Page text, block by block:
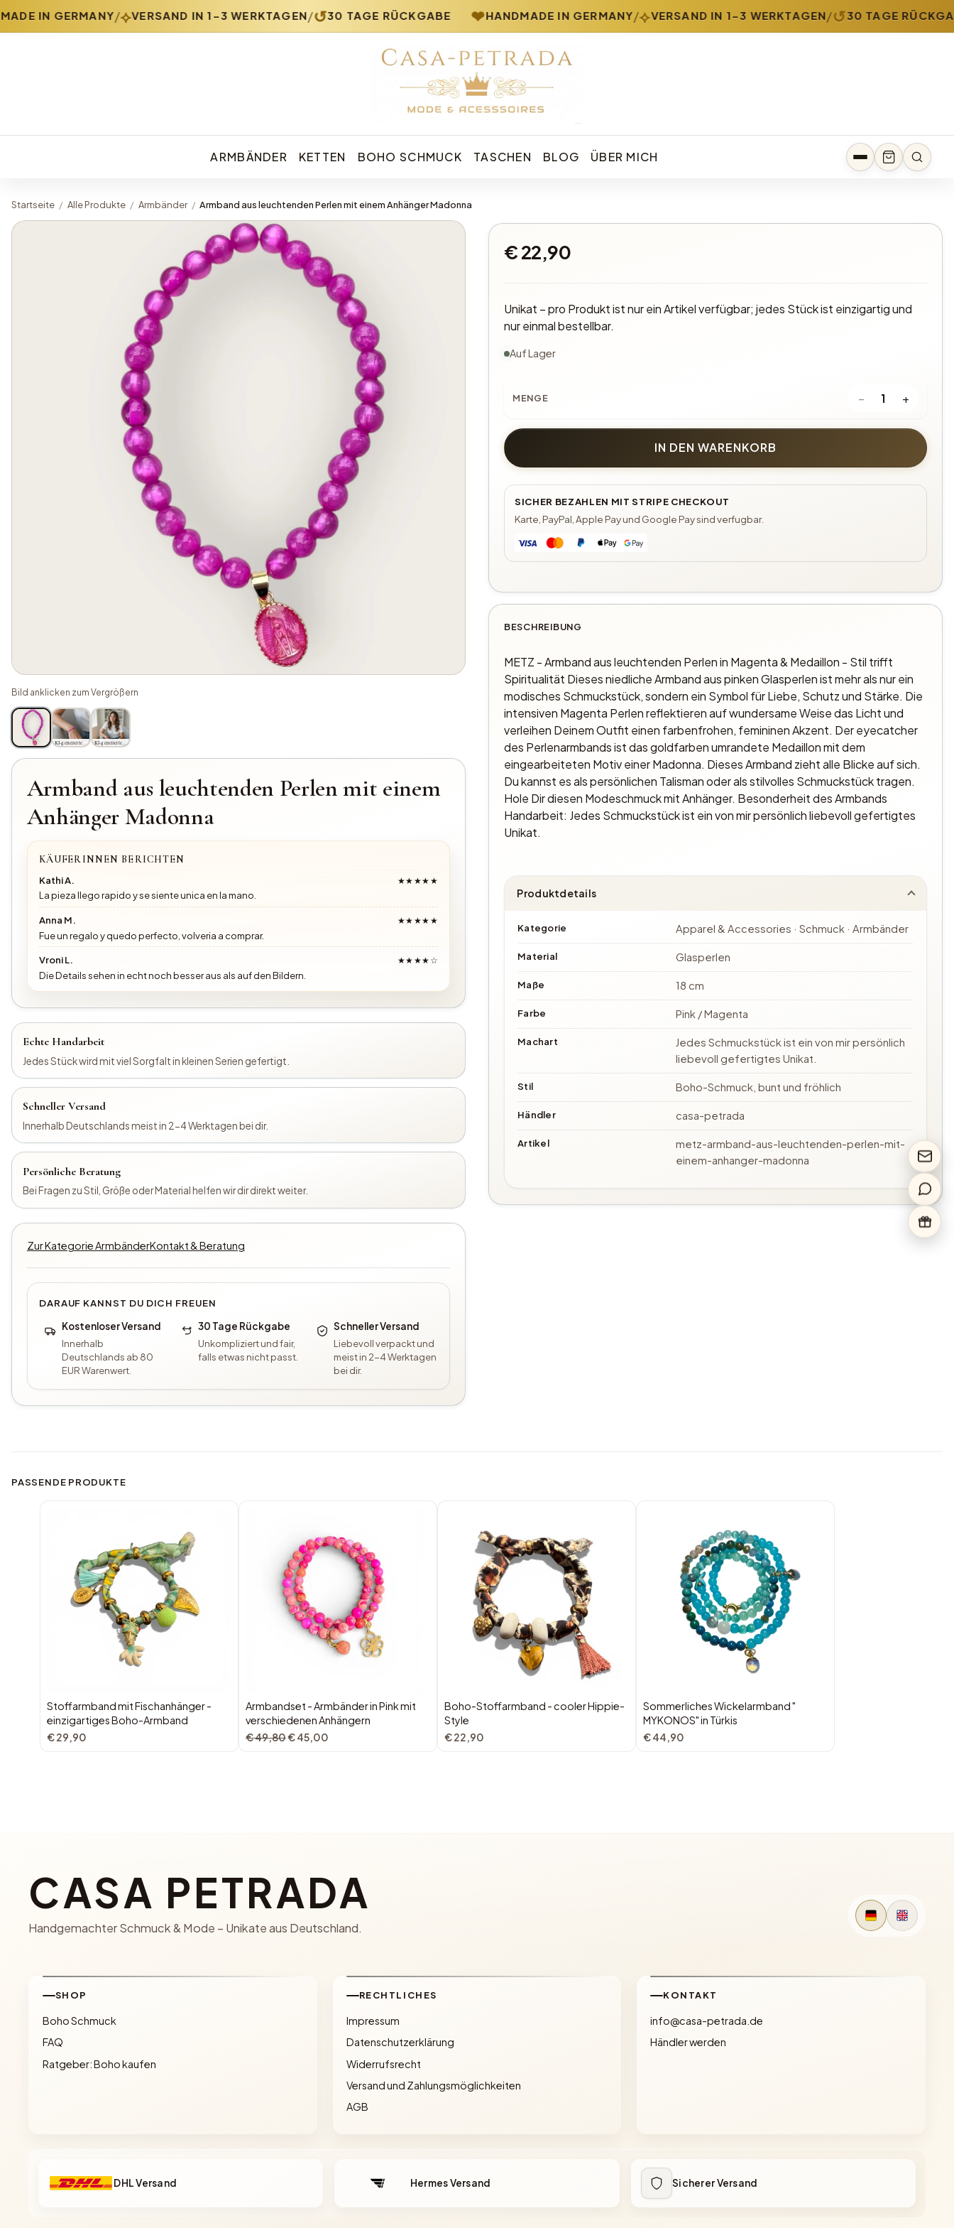
IN GERMANY/⟡VERSAND IN 1-3 WERKTAGEN/↺30 TAGE RÜCKGABE HANDMADE IN GERMANY/⟡VERSAND IN 1-3 WERKTAGEN/↺30 TAGE
Casa Petrada – Boho Schmuck und Mode
ARMBÄNDER KETTEN BOHO SCHMUCK TASCHEN BLOG ÜBER MICH
Startseite / Alle Produkte / Armbänder / Armband aus leuchtenden Perlen mit einem Anhänger Madonna
Bild anklicken zum Vergrößern
KI-generiertes BildKI-generiertes Bild
Armband aus leuchtenden Perlen mit einem
Anhänger Madonna
KÄUFERINNEN BERICHTEN
Kathi A.
★★★★★
La pieza llego rapido y se siente unica en la mano.
Anna M. ★★★★★
Fue un regalo y quedo perfecto, volveria a comprar.
Vroni L. ★★★★☆
Die Details sehen in echt noch besser aus als auf den Bildern.
Echte Handarbeit
Jedes Stück wird mit viel Sorgfalt in kleinen Serien gefertigt.
Schneller Versand
Innerhalb Deutschlands meist in 2-4 Werktagen bei dir.
Persönliche Beratung
Bei Fragen zu Stil, Größe oder Material helfen wir dir direkt weiter.
Zur Kategorie ArmbänderKontakt & Beratung
DARAUF KANNST DU DICH FREUEN
Kostenloser Versand
Innerhalb
Deutschlands ab 80
EUR Warenwert.
30 Tage Rückgabe
Unkompliziert und fair,
falls etwas nicht passt.
Schneller Versand
Liebevoll verpackt und
meist in 2-4 Werktagen
bei dir.
€ 22,90
Unikat – pro Produkt ist nur ein Artikel verfügbar; jedes Stück ist einzigartig und
nur einmal bestellbar.
Auf Lager
MENGE − 1 +
IN DEN WARENKORB
SICHER BEZAHLEN MIT STRIPE CHECKOUT
Karte, PayPal, Apple Pay und Google Pay sind verfugbar.
BESCHREIBUNG
METZ - Armband aus leuchtenden Perlen in Magenta & Medaillon - Stil trifft
Spiritualität Dieses niedliche Armband aus pinken Glasperlen ist mehr als nur ein
modisches Schmuckstück, sondern ein Symbol für Liebe, Schutz und Stärke. Die
intensiven Magenta Perlen reflektieren auf wundersame Weise das Licht und
verleihen Deinem Outfit einen farbenfrohen, femininen Akzent. Der eyecatcher
des Perlenarmbands ist das goldfarben umrandete Medaillon mit dem
eingearbeiteten Motiv einer Madonna. Dieses Armband zieht alle Blicke auf sich.
Du kannst es als persönlichen Talisman oder als stilvolles Schmuckstück tragen.
Hole Dir diesen Modeschmuck mit Anhänger. Besonderheit des Armbands
Handarbeit: Jedes Schmuckstück ist ein von mir persönlich liebevoll gefertigtes
Unikat.
Produktdetails
Kategorie Apparel & Accessories · Schmuck · Armbänder
Material Glasperlen
Maße 18 cm
Farbe Pink / Magenta
Machart
Jedes Schmuckstück ist ein von mir persönlich
liebevoll gefertigtes Unikat.
Stil Boho-Schmuck, bunt und fröhlich
Händler casa-petrada
Artikel
metz-armband-aus-leuchtenden-perlen-mit-
einem-anhanger-madonna
PASSENDE PRODUKTE
Stoffarmband mit Fischanhänger -
einzigartiges Boho-Armband
€ 29,90
Armbandset - Armbänder in Pink mit
verschiedenen Anhängern
€ 49,80€ 45,00
Boho-Stoffarmband - cooler Hippie-
Style
€ 22,90
Sommerliches Wickelarmband "
MYKONOS" in Türkis
€ 44,90
CASA PETRADA
Handgemachter Schmuck & Mode – Unikate aus Deutschland.
SHOP
Boho Schmuck
FAQ
Ratgeber: Boho kaufen
RECHTLICHES
Impressum
Datenschutzerklärung
Widerrufsrecht
Versand und Zahlungsmöglichkeiten
AGB
KONTAKT
info@casa-petrada.de
Händler werden
DHL Versand Hermes Versand Sicherer Versand